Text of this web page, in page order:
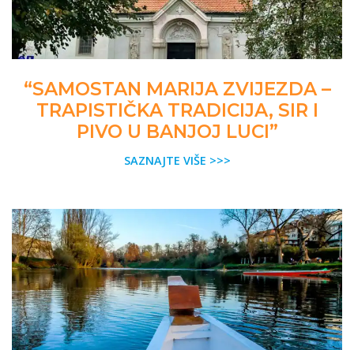
“SAMOSTAN MARIJA ZVIJEZDA –
TRAPISTIČKA TRADICIJA, SIR I
PIVO U BANJOJ LUCI”
SAZNAJTE VIŠE >>>